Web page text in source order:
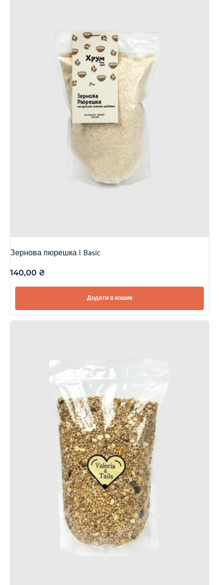
Зернова пюрешка | Basic
140,00 ₴
Додати в кошик